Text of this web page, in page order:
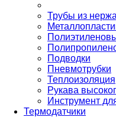
Трубы из
Подводки
Пневмотрубки
Теплоизоляция
Рукава
Инструмент
Термодатчики